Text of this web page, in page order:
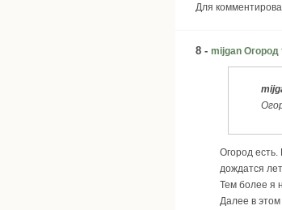
Для
8 - mijgan Огород
Огород
дождатся
Тем более я
Далее в